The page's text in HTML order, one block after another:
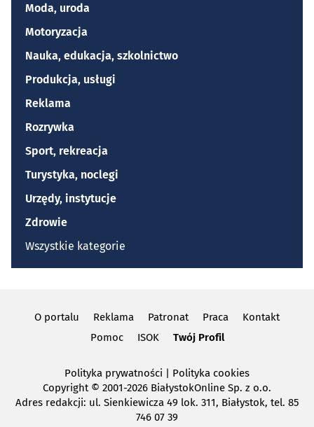
Moda, uroda
Motoryzacja
Nauka, edukacja, szkolnictwo
Produkcja, usługi
Reklama
Rozrywka
Sport, rekreacja
Turystyka, noclegi
Urzędy, instytucje
Zdrowie
Wszystkie kategorie
O portalu Reklama Patronat Praca
Kontakt
Pomoc
ISOK Twój Profil
Polityka prywatności | Polityka cookies
Copyright© 2001-2026 BiałystokOnline Sp. z o.o.
Adres redakcji: ul. Sienkiewicza 49 lok. 311, Białystok, tel. 85
746 07 39